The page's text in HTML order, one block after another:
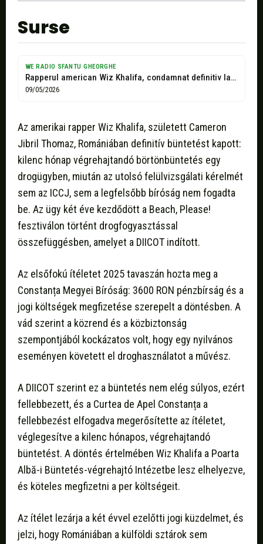
Surse
WE RADIO SFANTU GHEORGHE
Rapperul american Wiz Khalifa, condamnat definitiv la nouă luni de închisoare cu...
09/05/2026
Az amerikai rapper Wiz Khalifa, született Cameron
Jibril Thomaz, Romániában definitív büntetést kapott:
kilenc hónap végrehajtandó börtönbüntetés egy
drogügyben, miután az utolsó felülvizsgálati kérelmét
sem az ICCJ, sem a legfelsőbb bíróság nem fogadta
be. Az ügy két éve kezdődött a Beach, Please!
fesztiválon történt drogfogyasztással
összefüggésben, amelyet a DIICOT indított.
Az elsőfokú ítéletet 2025 tavaszán hozta meg a
Constanța Megyei Bíróság: 3600 RON pénzbírság és a
jogi költségek megfizetése szerepelt a döntésben. A
vád szerint a közrend és a közbiztonság
szempontjából kockázatos volt, hogy egy nyilvános
eseményen követett el droghasználatot a művész.
A DIICOT szerint ez a büntetés nem elég súlyos, ezért
fellebbezett, és a Curtea de Apel Constanța a
fellebbezést elfogadva megerősítette az ítéletet,
véglegesítve a kilenc hónapos, végrehajtandó
büntetést. A döntés értelmében Wiz Khalifa a Poarta
Albă-i Büntetés-végrehajtó Intézetbe lesz elhelyezve,
és köteles megfizetni a per költségeit.
Az ítélet lezárja a két évvel ezelőtti jogi küzdelmet, és
jelzi, hogy Romániában a külföldi sztárok sem